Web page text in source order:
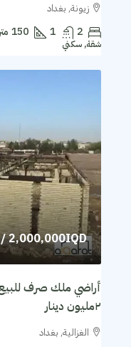
زيونة, بغداد
2
1
150
شقة, سكني
2,000,000IQD
/
أراضي ملك صرف للبيع
٢مليون دينار
الغزالية, بغداد